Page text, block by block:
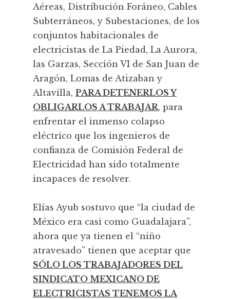
Aéreas, Distribución Foráneo, Cables
Subterráneos, y Subestaciones, de los
conjuntos habitacionales de
electricistas de La Piedad, La Aurora,
las Garzas, Sección VI de San Juan de
Aragón, Lomas de Atizaban y
Altavilla, PARA DETENERLOS Y
OBLIGARLOS A TRABAJAR, para
enfrentar el inmenso colapso
eléctrico que los ingenieros de
confianza de Comisión Federal de
Electricidad han sido totalmente
incapaces de resolver.
Elías Ayub sostuvo que “la ciudad de
México era casi como Guadalajara”,
ahora que ya tienen el “niño
atravesado” tienen que aceptar que
SÓLO LOS TRABAJADORES DEL
SINDICATO MEXICANO DE
ELECTRICISTAS TENEMOS LA